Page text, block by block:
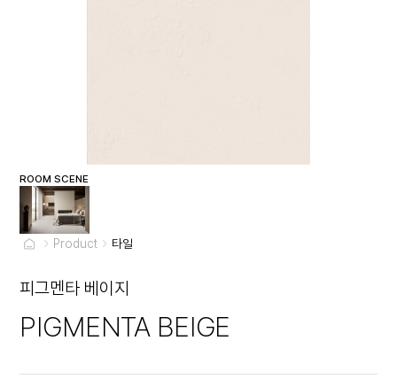
ROOM SCENE
Product 타일
피그멘타 베이지
PIGMENTA BEIGE